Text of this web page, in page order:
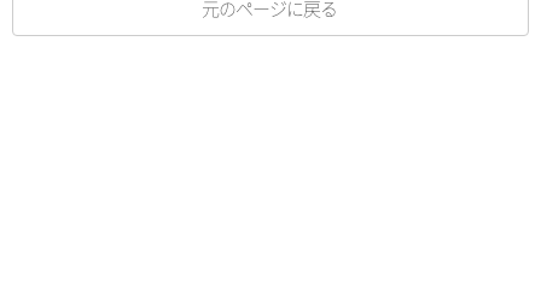
元のページに戻る